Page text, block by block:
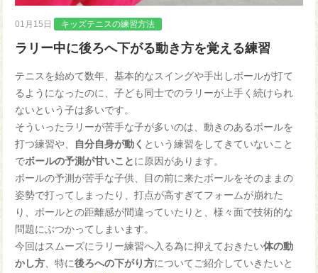
01月15日 キッズテニスの練習方法
ラリー中に後ろへ下がる動き方を覚える練習
テニスを始めて数年、基本的なスイングや手出しボールが打て
るようになったのに、子ども同士でのラリーが上手く続けられ
ないという子は多いです。
そういったラリーが苦手な子が多いのは、動きのあるボールを
打つ練習や、 自分自身が動く という練習をしてきていないこと
でボールの予測が甘いことに原因があります。
ボールの予測が苦手な子供、目の前に来たボールをそのままの
姿勢で打ってしまったり、打点が高すぎてフォームが崩れた
り、ボールとの距離感が間違っていたりと、様々面で技術的な
問題にぶつかってしまいます。
今回はスムーズにラリー練習へ入る為に抑えておきたい体の動
かし方 、特に後ろへの下がり方についてご紹介していきたいと